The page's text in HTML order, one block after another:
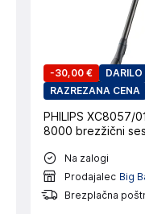
-30,00 €
RAZREZANA CENA
PHILIPS XC8057/
8000 brezžični
Na zalogi
Prodajalec Big
Brezplačna